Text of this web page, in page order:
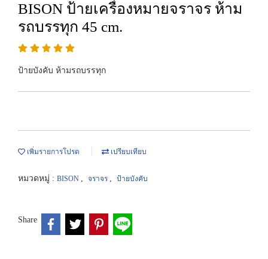
BISON ป้ายเครื่องหมายจราจร ห้าม
รถบรรทุก 45 cm.
ป้ายบังคับ ห้ามรถบรรทุก
เพิ่มรายการโปรด เปรียบเทียบ
หมวดหมู่ : BISON , จราจร , ป้ายบังคับ
Share